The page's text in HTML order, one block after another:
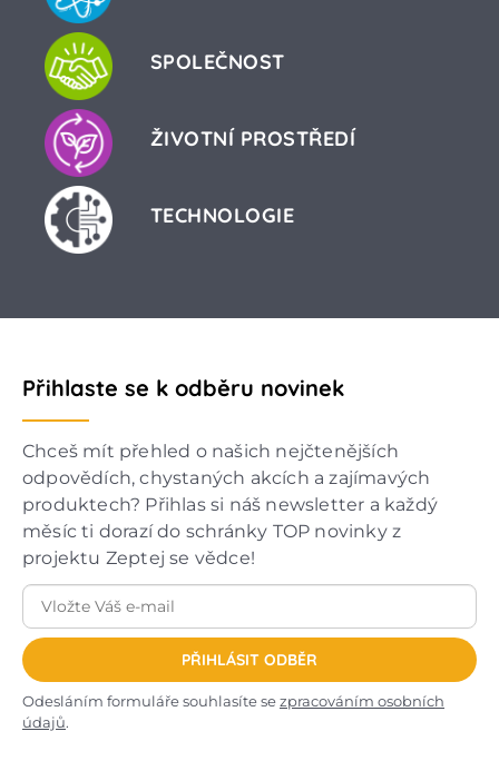
SPOLEČNOST
ŽIVOTNÍ PROSTŘEDÍ
TECHNOLOGIE
Přihlaste se k odběru novinek
Chceš mít přehled o našich nejčtenějších
odpovědích, chystaných akcích a zajímavých
produktech? Přihlas si náš newsletter a každý
měsíc ti dorazí do schránky TOP novinky z
projektu Zeptej se vědce!
PŘIHLÁSIT ODBĚR
Odesláním formuláře souhlasíte sezpracováním osobních
údajů.